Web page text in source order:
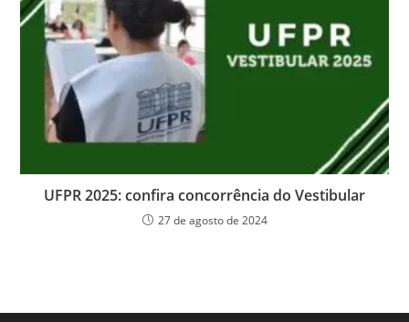
UFPR 2025: confira concorrência do Vestibular
27 de agosto de 2024